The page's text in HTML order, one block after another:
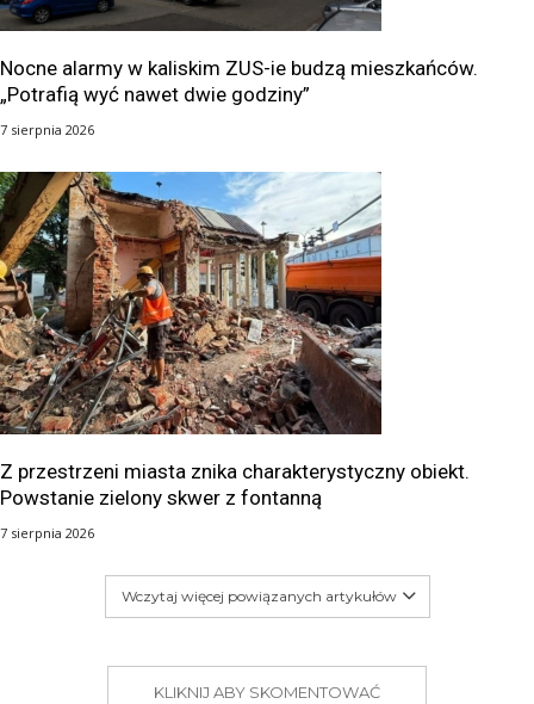
Nocne alarmy w kaliskim ZUS-ie budzą mieszkańców.
„Potrafią wyć nawet dwie godziny”
7 sierpnia 2026
Z przestrzeni miasta znika charakterystyczny obiekt.
Powstanie zielony skwer z fontanną
7 sierpnia 2026
Wczytaj więcej powiązanych artykułów
KLIKNIJ ABY SKOMENTOWAĆ